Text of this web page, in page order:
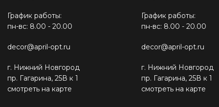
График работы:
пн-вс: 8.00 - 20.00
decor@april-opt.ru
г. Нижний Новгород
пр. Гагарина, 25В к 1
смотреть на карте
График работы:
пн-вс: 8.00 - 20.00
decor@april-opt.ru
г. Нижний Новгород
пр. Гагарина, 25В к 1
смотреть на карте